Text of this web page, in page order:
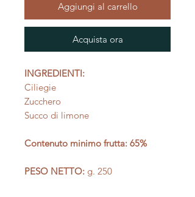
Aggiungi al carrello
Acquista ora
INGREDIENTI:
Ciliegie
Zucchero
Succo di limone
Contenuto minimo frutta: 65%
PESO NETTO: g. 250